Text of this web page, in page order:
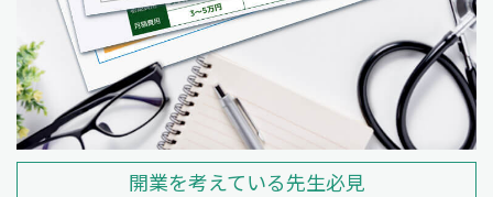
開業を考えている先生必見